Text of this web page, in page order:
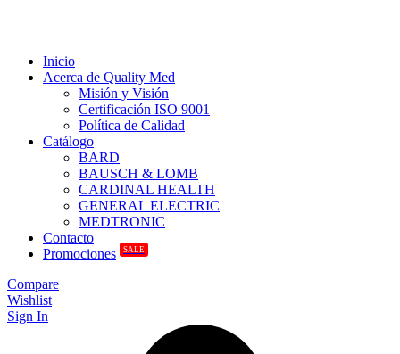
Inicio
Acerca de Quality Med
Misión y Visión
Certificación ISO 9001
Política de Calidad
Catálogo
BARD
BAUSCH & LOMB
CARDINAL HEALTH
GENERAL ELECTRIC
MEDTRONIC
Contacto
Promociones
SALE
Compare
Wishlist
Sign In